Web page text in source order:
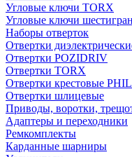
Угловые ключи TORX
Угловые ключи
Наборы отверток
Отвертки
Отвертки POZIDRIV
Отвертки TORX
Отвертки крестовые
Отвертки шлицевые
Приводы, воротки,
Адаптеры и переходники
Ремкомплекты
Карданные шарниры